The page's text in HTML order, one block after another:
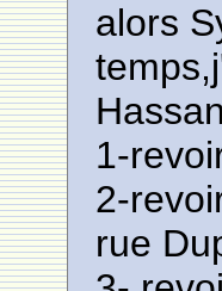
alors
Hassan
1-
2-
rue